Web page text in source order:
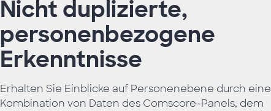
Nicht duplizierte,
personenbezogene
Erkenntnisse
Erhalten Sie Einblicke auf Personenebene durch eine
Kombination von Daten des Comscore-Panels, dem